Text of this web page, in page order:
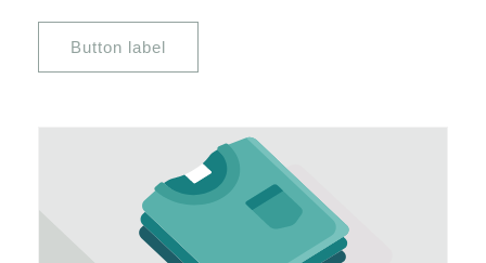
Button label